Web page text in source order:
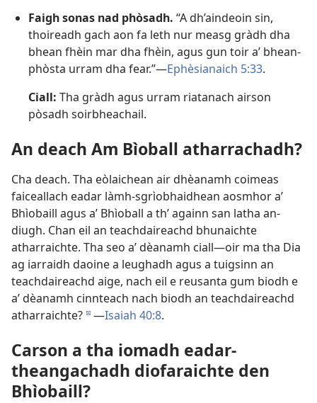
Faigh sonas nad phòsadh. “A dh’aindeoin sin,
thoireadh gach aon fa leth nur measg gràdh dha
bhean fhèin mar dha fhèin, agus gun toir a’ bhean-
phòsta urram dha fear.”—Ephèsianaich 5:33.
Ciall: Tha gràdh agus urram riatanach airson
pòsadh soirbheachail.
An deach Am Bìoball atharrachadh?
Cha deach. Tha eòlaichean air dhèanamh coimeas
faiceallach eadar làmh-sgrìobhaidhean aosmhor a’
Bhìobaill agus a’ Bhìoball a th’ againn san latha an-
diugh. Chan eil an teachdaireachd bhunaichte
atharraichte. Tha seo a’ dèanamh ciall—oir ma tha Dia
ag iarraidh daoine a leughadh agus a tuigsinn an
teachdaireachd aige, nach eil e reusanta gum biodh e
a’ dèanamh cinnteach nach biodh an teachdaireachd
atharraichte? d—Isaiah 40:8.
Carson a tha iomadh eadar-
theangachadh diofaraichte den
Bhìobaill?